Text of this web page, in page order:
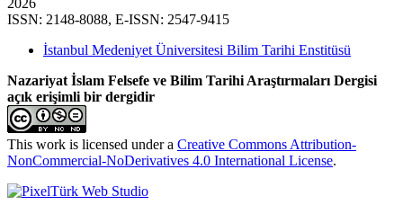
2026
ISSN: 2148-8088, E-ISSN: 2547-9415
İstanbul Medeniyet Üniversitesi Bilim Tarihi Enstitüsü
Nazariyat İslam Felsefe ve Bilim Tarihi Araştırmaları Dergisi
açık erişimli bir dergidir
This work is licensed under a Creative Commons Attribution-
NonCommercial-NoDerivatives 4.0 International License.